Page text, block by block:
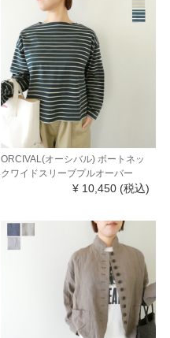
ORCIVAL(オーシバル) ボートネッ
クワイドスリーブプルオーバー
¥ 10,450 (税込)